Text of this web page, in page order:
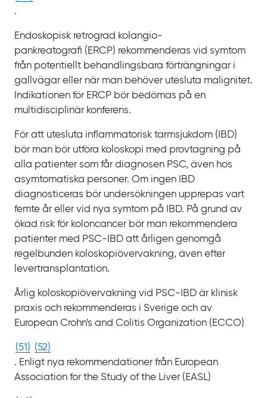
.
Endoskopisk retrograd kolangio­
pankreatografi (ERCP) rekommenderas vid symtom
från potentiellt behandlingsbara förträngningar i
gallvägar eller när man behöver utesluta malignitet.
Indikationen för ERCP bör bedömas på en
multidisciplinär konferens.
För att utesluta inflammatorisk tarmsjukdom (IBD)
bör man bör utföra koloskopi med provtagning på
alla patienter som får diagnosen PSC, även hos
asymtomatiska personer. Om ingen IBD
diagnosticeras bör undersökningen upprepas vart
femte år eller vid nya symtom på
IBD. På grund av
ökad risk för koloncancer bör man rekommendera
patienter med PSC‍-‍IBD att årligen genomgå
regelbunden koloskopiövervakning, även efter
levertransplantation.
Årlig koloskopiövervakning vid PSC‍-‍IBD är klinisk
praxis och rekommenderas i Sverige och av
European Crohn's and Colitis Organization (ECCO)
(51) (52)
. Enligt nya rekommendationer från European
Association for the Study of the Liver (EASL)